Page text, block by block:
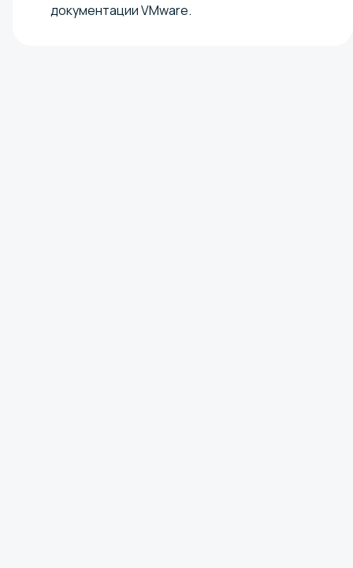
документации VMware.